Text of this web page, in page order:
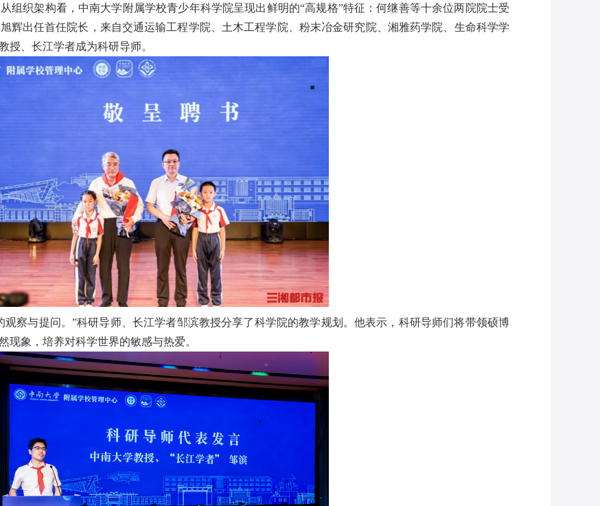
组织架构看，中南大学附属学校青少年科学院呈现出鲜明的“高规格”特征：何继善等十余位两院院士受
辉出任首任院长，来自交通运输工程学院、土木工程学院、粉末冶金研究院、湘雅药学院、生命科学学
授、长江学者成为科研导师。
察与提问。”科研导师、长江学者邹滨教授分享了科学院的教学规划。他表示，科研导师们将带领硕博
现象，培养对科学世界的敏感与热爱。